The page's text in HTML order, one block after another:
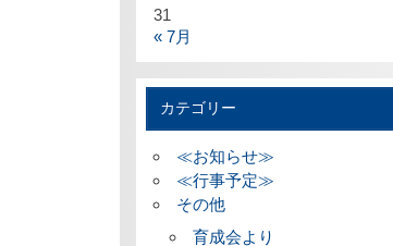
31
« 7月
カテゴリー
≪お知らせ≫
≪行事予定≫
その他
育成会より